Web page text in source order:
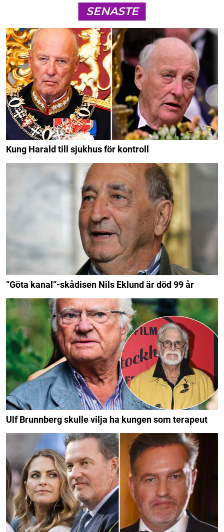
SENASTE
Kung Harald till sjukhus för kontroll
”Göta kanal”-skådisen Nils Eklund är död 99 år
Ulf Brunnberg skulle vilja ha kungen som terapeut